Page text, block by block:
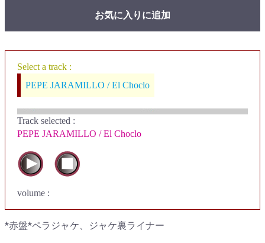
お気に入りに追加
Select a track :
PEPE JARAMILLO / El Choclo
Track selected :
PEPE JARAMILLO / El Choclo
volume :
*赤盤*ペラジャケ、ジャケ裏ライナー